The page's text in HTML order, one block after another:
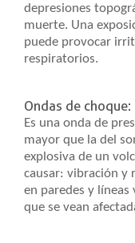
depresiones
muerte. Una
puede provocar
respiratorios.
Ondas de choque:
Es una onda de
mayor que la del
explosiva de un
causar: vibración y
en paredes y líneas
que se vean